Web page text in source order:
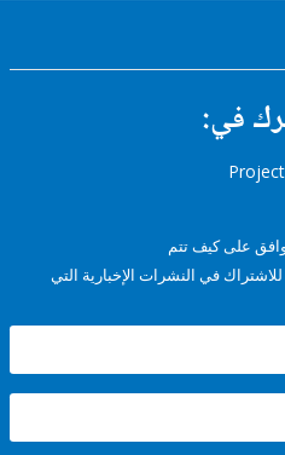
تتم
في النشرات الإخبارية التي